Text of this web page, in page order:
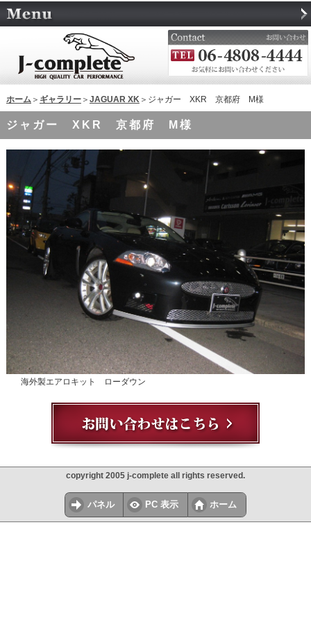
ホーム＞ ギャラリー＞ JAGUAR XK＞ジャガー XKR 京都府 M様
ジャガー XKR 京都府 M様
海外製エアロキット ローダウン
copyright 2005 j-complete all rights reserved.
パネル PC 表示 ホーム